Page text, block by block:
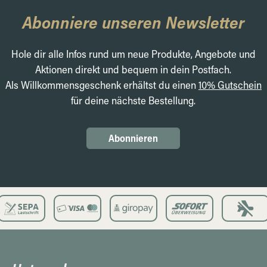
Abonniere unseren Newsletter
Hole dir alle Infos rund um neue Produkte, Angebote und
Aktionen direkt und bequem in dein Postfach.
Als Willkommensgeschenk erhältst du einen10% Gutschein
für deine nächste Bestellung.
Abonnieren